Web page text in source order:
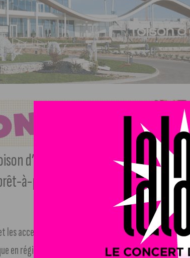
d’Or accueillera prochainement
à-porter et d’accessoires féminins
les accessoires au style chic et contemporain, Nin &
en région. Installée à la place de l’ancienne boutique